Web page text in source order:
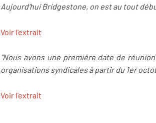
Aujourd'hui Bridgestone, on est au tout
Voir l'extrait
"Nous avons une première date de
organisations syndicales à partir du 1er
Voir l'extrait